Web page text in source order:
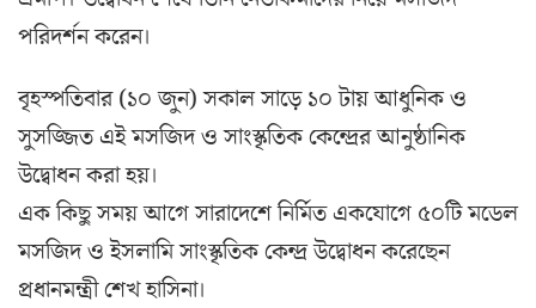
পরিদর্শন করেন।
বৃহস্পতিবার (১০ জুন) সকাল সাড়ে ১০ টায় আধুনিক ও
সুসজ্জিত এই মসজিদ ও সাংস্কৃতিক কেন্দ্রের আনুষ্ঠানিক
উদ্বোধন করা হয়।
এক কিছু সময় আগে সারাদেশে নির্মিত একযোগে ৫০টি মডেল
মসজিদ ও ইসলামি সাংস্কৃতিক কেন্দ্র উদ্বোধন করেছেন
প্রধানমন্ত্রী শেখ হাসিনা।